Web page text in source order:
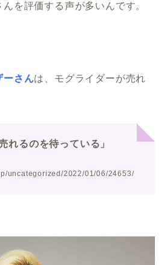
を評価する声が多いんです。
ーさんは、 モグライダーが売れ
れるのを待っている」
uncategorized/2022/01/06/24653/